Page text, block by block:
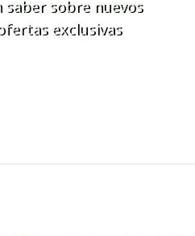
saber sobre nuevos
exclusivas